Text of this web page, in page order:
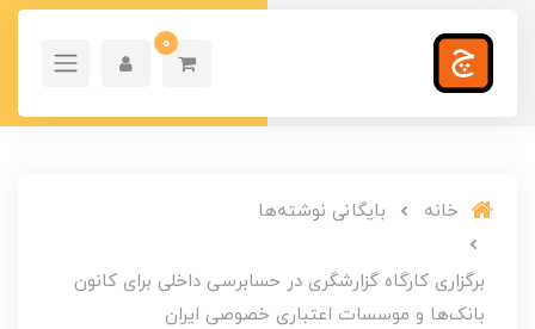
0
خانه بایگانی نوشته‌ها
برگزاری کارگاه گزارشگری در حسابرسی داخلی برای کانون
بانک‌ها و موسسات اعتباری خصوصی ایران